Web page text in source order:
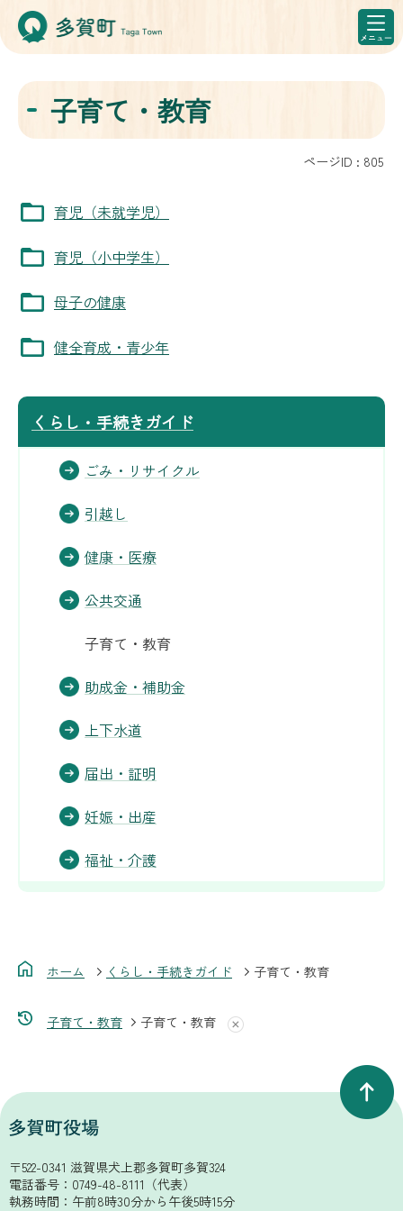
子育て・教育
ページID : 805
育児（未就学児）
育児（小中学生）
母子の健康
健全育成・青少年
くらし・手続きガイド
ごみ・リサイクル
引越し
健康・医療
公共交通
子育て・教育
助成金・補助金
上下水道
届出・証明
妊娠・出産
福祉・介護
ホーム くらし・手続きガイド 子育て・教育
子育て・教育 子育て・教育
〒522-0341 滋賀県犬上郡多賀町多賀324
電話番号： 0749-48-8111 （代表）
執務時間：午前8時30分から午後5時15分